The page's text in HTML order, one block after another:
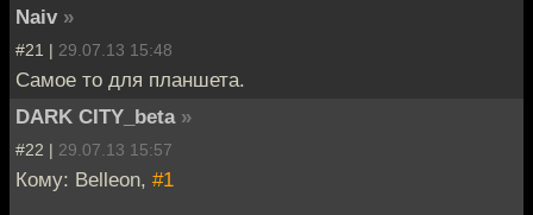
Naiv »
#21 | 29.07.13 15:48
Самое то для планшета.
DARK CITY_beta »
#22 | 29.07.13 15:57
Кому: Belleon, #1